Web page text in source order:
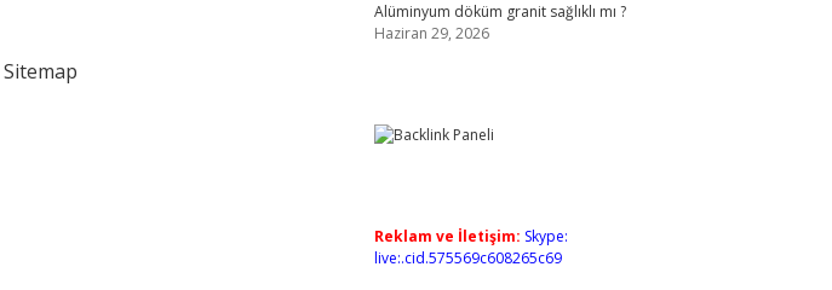
Sitemap
Alüminyum döküm granit sağlıklı mı ?
Haziran 29, 2026
Reklam ve İletişim: Skype:
live:.cid.575569c608265c69